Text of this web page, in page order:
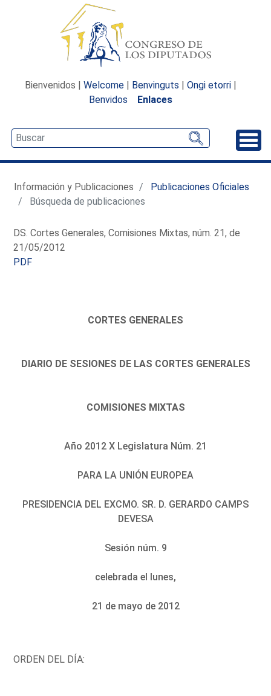
Bienvenidos | Welcome | Benvinguts | Ongi etorri |
Benvidos
Enlaces
Información y Publicaciones
Publicaciones Oficiales
Búsqueda de publicaciones
DS. Cortes Generales, Comisiones Mixtas, núm. 21, de
21/05/2012
PDF
CORTES GENERALES
DIARIO DE SESIONES DE LAS CORTES GENERALES
COMISIONES MIXTAS
Año 2012 X Legislatura Núm. 21
PARA LA UNIÓN EUROPEA
PRESIDENCIA DEL EXCMO. SR. D. GERARDO CAMPS
DEVESA
Sesión núm. 9
celebrada el lunes,
21 de mayo de 2012
ORDEN DEL DÍA: